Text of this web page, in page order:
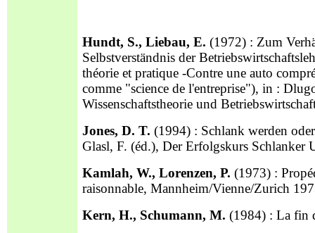
Hundt, S., Liebau, E. (1972) : Zum
Selbstverständnis der
théorie et pratique -Contre une auto
comme "science de l'entreprise"), in :
Wissenschaftstheorie und
Jones, D. T. (1994) : Schlank werden
Glasl, F. (éd.), Der Erfolgskurs Schlanker
Kamlah, W., Lorenzen, P. (1973) :
raisonnable, Mannheim/Vienne/Zurich
Kern, H., Schumann, M. (1984) : La fin